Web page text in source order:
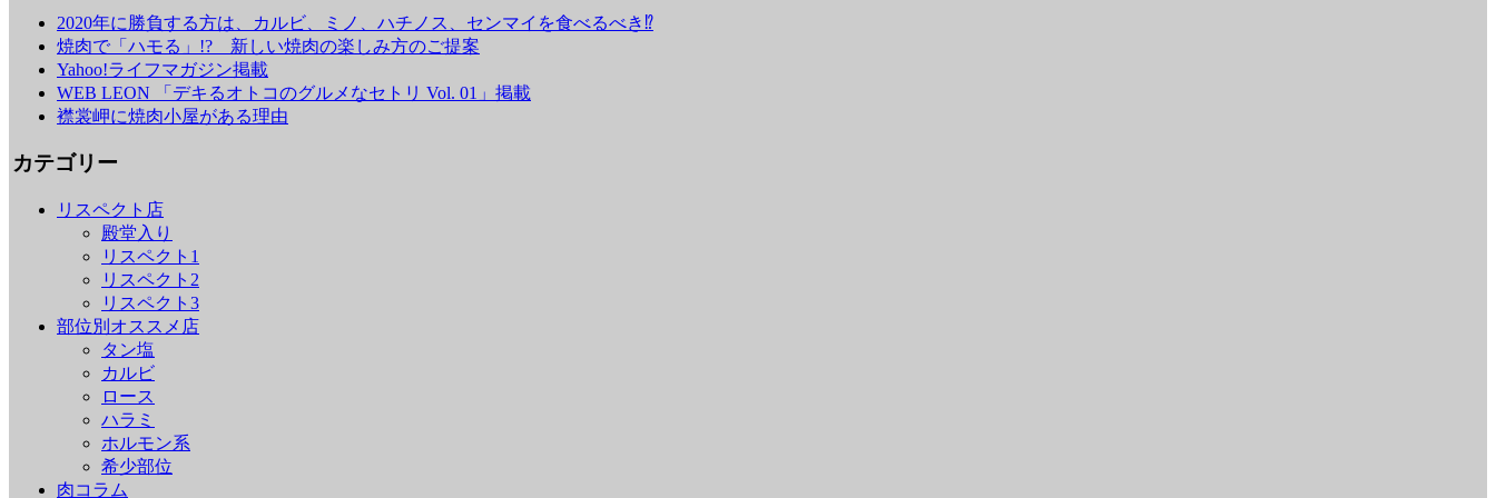
2020年に勝負する方は、カルビ、ミノ、ハチノス、センマイを食べるべき⁉︎
焼肉で「ハモる」!? 新しい焼肉の楽しみ方のご提案
Yahoo!ライフマガジン掲載
WEB LEON 「デキるオトコのグルメなセトリ Vol. 01」掲載
襟裳岬に焼肉小屋がある理由
カテゴリー
リスペクト店
殿堂入り
リスペクト1
リスペクト2
リスペクト3
部位別オススメ店
タン塩
カルビ
ロース
ハラミ
ホルモン系
希少部位
肉コラム